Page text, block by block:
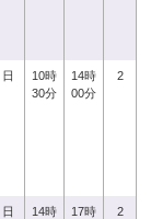
日
10時
30分
14時
00分
2
日
14時
17時
2